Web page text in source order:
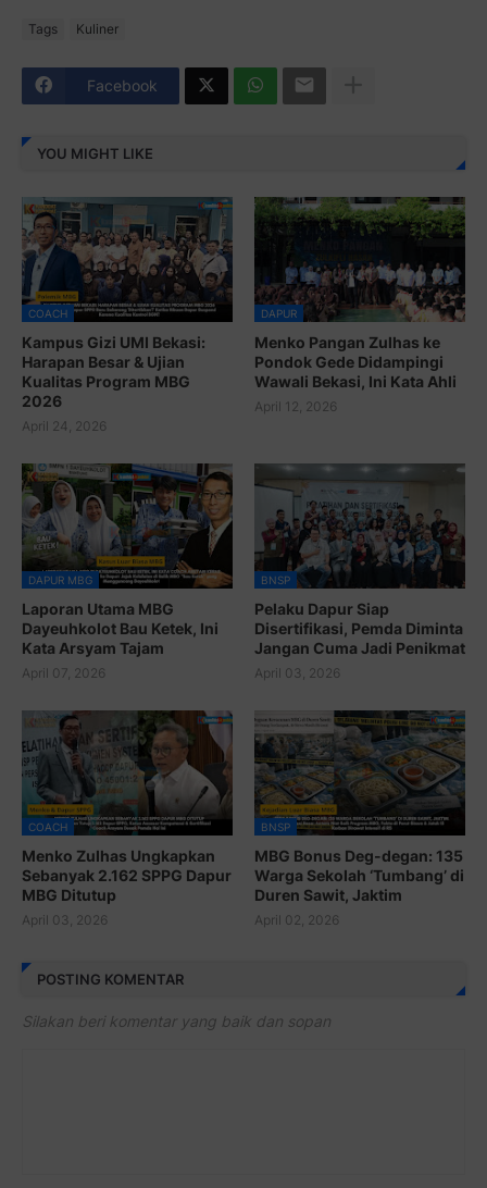
Tags Kuliner
Facebook
YOU MIGHT LIKE
COACH
Kampus Gizi UMI Bekasi:
Harapan Besar & Ujian
Kualitas Program MBG
2026
April 24, 2026
DAPUR
Menko Pangan Zulhas ke
Pondok Gede Didampingi
Wawali Bekasi, Ini Kata Ahli
April 12, 2026
DAPUR MBG
Laporan Utama MBG
Dayeuhkolot Bau Ketek, Ini
Kata Arsyam Tajam
April 07, 2026
BNSP
Pelaku Dapur Siap
Disertifikasi, Pemda Diminta
Jangan Cuma Jadi Penikmat
April 03, 2026
COACH
Menko Zulhas Ungkapkan
Sebanyak 2.162 SPPG Dapur
MBG Ditutup
April 03, 2026
BNSP
MBG Bonus Deg-degan: 135
Warga Sekolah ‘Tumbang’ di
Duren Sawit, Jaktim
April 02, 2026
POSTING KOMENTAR
Silakan beri komentar yang baik dan sopan